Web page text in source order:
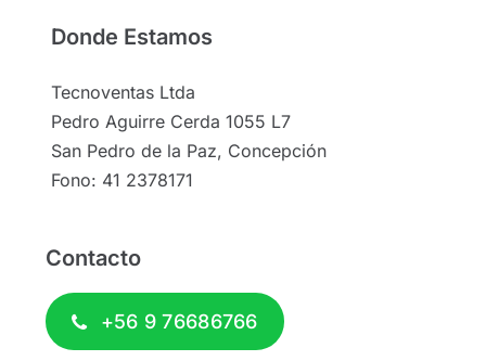
Donde Estamos
Tecnoventas Ltda
Pedro Aguirre Cerda 1055 L7
San Pedro de la Paz, Concepción
Fono: 41 2378171
Contacto
+56 9 76686766